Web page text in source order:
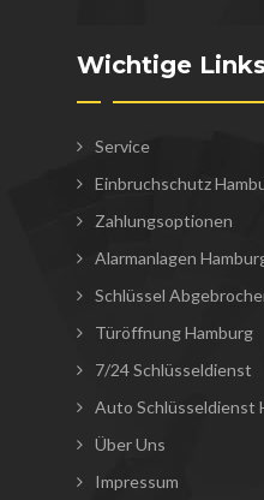
Wichtige Links
Service
Einbruchschutz
Zahlungsoptionen
Alarmanlagen
Schlüssel
Türöffnung Hamburg
7/24 Schlüsseldienst
Auto Schlüsseldienst
Über Uns
Impressum